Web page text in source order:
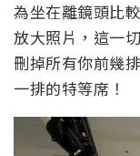
為坐在離鏡頭比
放大照片，這一
刪掉所有你前幾
一排的特等席！